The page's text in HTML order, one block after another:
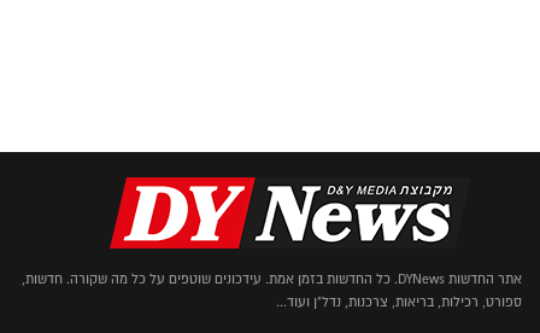
אתר החדשות DYNews. כל החדשות בזמן אמת. עידכונים שוטפים על כל מה שקורה. חדשות,
ספורט, רכילות, בריאות, צרכנות, נדל"ן ועוד...